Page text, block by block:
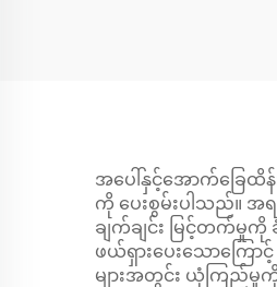
အပေါ်နှင့်အောက်ခြေ
ကို ပေးစွမ်းပါသည်။
ချက်ချင်း မြင့်တက်မှုကို
ဖယ်ရှားပေးသောကြေ
များအတွင်း ယုံကြည်မှု